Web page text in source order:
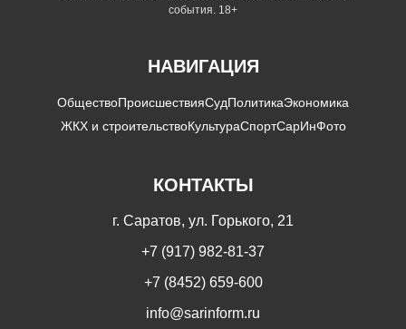
события. 18+
НАВИГАЦИЯ
ОбществоПроисшествияСудПолитикаЭкономика
ЖКХ и строительствоКультураСпортСарИнФото
КОНТАКТЫ
г. Саратов, ул. Горького, 21
+7 (917) 982-81-37
+7 (8452) 659-600
info@sarinform.ru